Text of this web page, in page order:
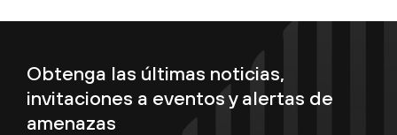
Obtenga las últimas noticias,
invitaciones a eventos y alertas de
amenazas